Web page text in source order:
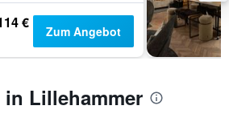
€ Zum Angebot
Lillehammer